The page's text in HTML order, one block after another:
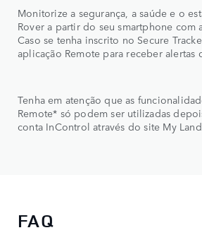
Monitorize a segurança, a saúde e o
Rover a partir do seu smartphone com
Caso se tenha inscrito no Secure
aplicação Remote para receber alertas
Tenha em atenção que as
Remote* só podem ser utilizadas
conta InControl através do site My
FAQ